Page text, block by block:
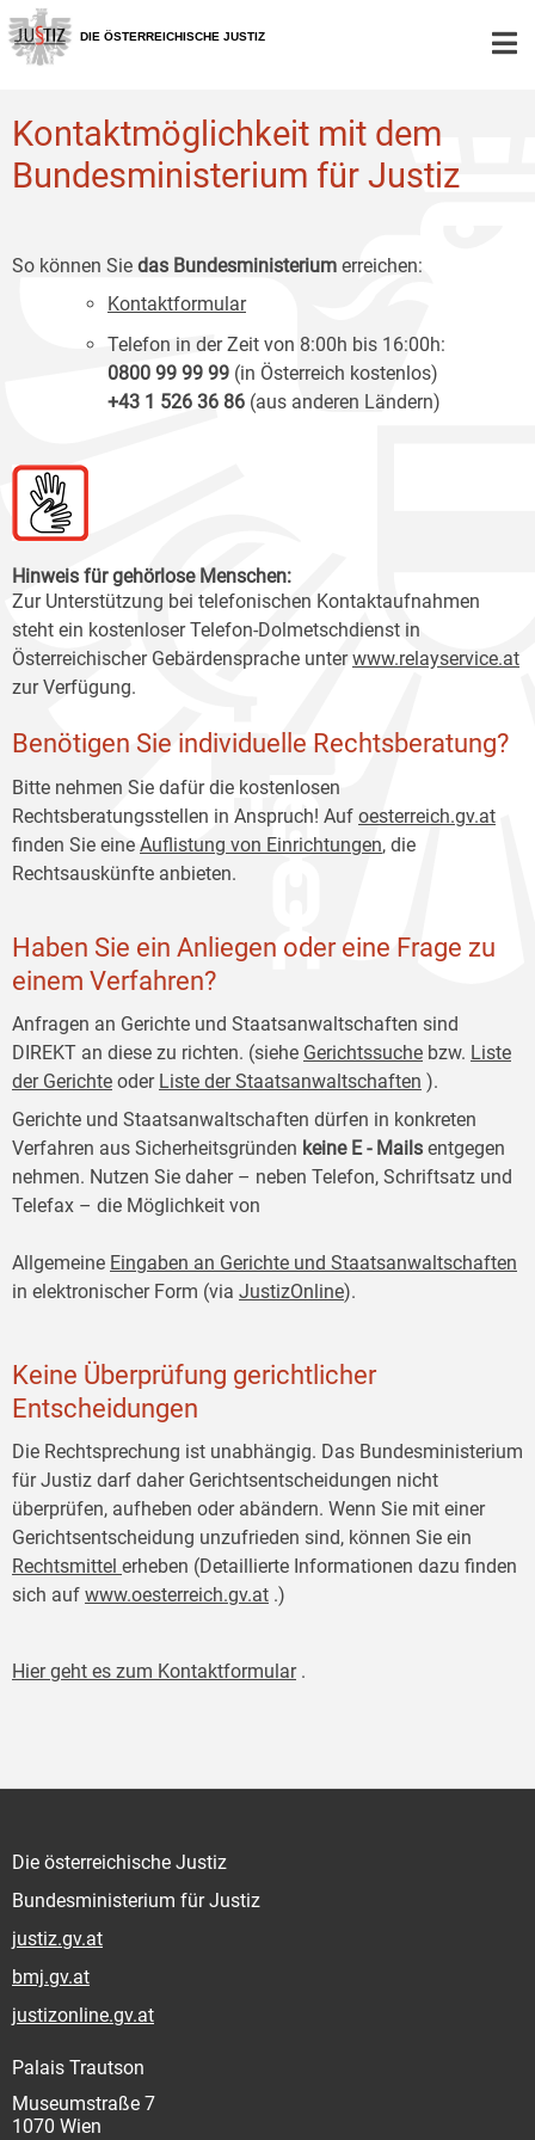
Zur
Hauptnavigation
[1]
Zum
Inhalt
[2]
Zum
Untermenü
[3]
DIE ÖSTERREICHISCHE JUSTIZ
Kontaktmöglichkeit mit dem
Bundesministerium für Justiz
So können Sie das Bundesministerium erreichen:
Kontaktformular
Telefon in der Zeit von 8:00h bis 16:00h:
0800 99 99 99 (in Österreich kostenlos)
+43 1 526 36 86 (aus anderen Ländern)
Hinweis für gehörlose Menschen:
Zur Unterstützung bei telefonischen Kontaktaufnahmen
steht ein kostenloser Telefon-Dolmetschdienst in
Österreichischer Gebärdensprache unterwww.relayservice.at
zur Verfügung.
Benötigen Sie individuelle Rechtsberatung?
Bitte nehmen Sie dafür die kostenlosen
Rechtsberatungsstellen in Anspruch! Auf oesterreich.gv.at
finden Sie eine Auflistung von Einrichtungen, die
Rechtsauskünfte anbieten.
Haben Sie ein Anliegen oder eine Frage zu
einem Verfahren?
Anfragen an Gerichte und Staatsanwaltschaften sind
DIREKT an diese zu richten. (siehe Gerichtssuche bzw. Liste
der Gerichte oder Liste der Staatsanwaltschaften ).
Gerichte und Staatsanwaltschaften dürfen in konkreten
Verfahren aus Sicherheitsgründen keine E - Mails entgegen
nehmen. Nutzen Sie daher – neben Telefon, Schriftsatz und
Telefax – die Möglichkeit von
Allgemeine Eingaben an Gerichte und Staatsanwaltschaften
in elektronischer Form (via JustizOnline).
Keine Überprüfung gerichtlicher
Entscheidungen
Die Rechtsprechung ist unabhängig. Das Bundesministerium
für Justiz darf daher Gerichtsentscheidungen nicht
überprüfen, aufheben oder abändern. Wenn Sie mit einer
Gerichtsentscheidung unzufrieden sind, können Sie ein
Rechtsmittel erheben (Detaillierte Informationen dazu finden
sich auf www.oesterreich.gv.at .)
Hier geht es zum Kontaktformular.
Die österreichische Justiz
Bundesministerium für Justiz
justiz.gv.at
bmj.gv.at
justizonline.gv.at
Palais Trautson
Museumstraße 7
1070 Wien